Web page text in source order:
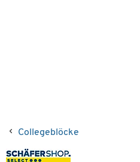
Collegeblöcke